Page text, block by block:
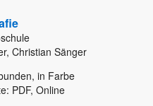
Christian Sänger
in Farbe
PDF, Online